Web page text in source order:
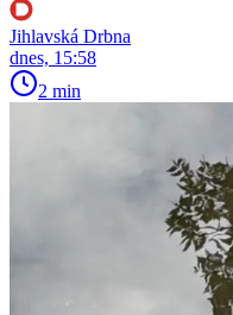
Jihlavská Drbna
dnes, 15:58
2 min